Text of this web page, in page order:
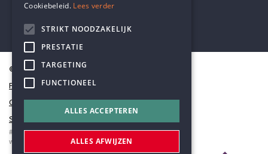
© Humanistisch Verbond 2026
Privacy
Cookiestatement
Sitemap
#codedwithlove byCodelines
webapplicaties
mobiele apps&maatwerk websites
Cookiebeleid. Lees verder
STRIKT NOODZAKELIJK
PRESTATIE
TARGETING
FUNCTIONEEL
ALLES ACCEPTEREN
ALLES AFWIJZEN